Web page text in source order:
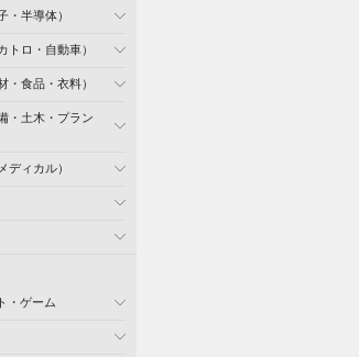
・半導体）
トロ・自動車）
・食品・衣料）
・土木・プラン
ディカル）
・ゲーム